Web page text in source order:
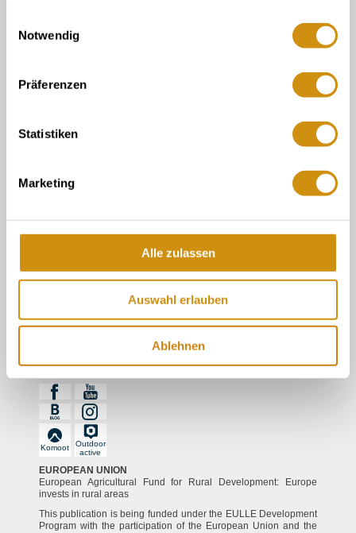
Notwendig
Präferenzen
Statistiken
Marketing
Alle zulassen
Auswahl erlauben
Ablehnen
06132/710 009 200
Or simply by mail
touristinformation@ikum-ingelheim.de
Tourist information in the wine cellar
Legal links
Follow us
Komoot
Outdoor
active
EUROPEAN UNION
European Agricultural Fund for Rural Development: Europe
invests in rural areas
This publication is being funded under the EULLE Development
Program with the participation of the European Union and the